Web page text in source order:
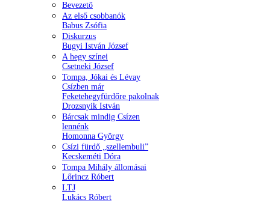
Bevezető
Az első csobbanók
Babus Zsófia
Diskurzus
Bugyi István József
A hegy színei
Csetneki József
Tompa, Jókai és Lévay
Csízben már
Feketehegyfürdőre pakolnak
Drozsnyik István
Bárcsak mindig Csízen
lennénk
Homonna György
Csízi fürdő „szellembuli”
Kecskeméti Dóra
Tompa Mihály állomásai
Lőrincz Róbert
LTJ
Lukács Róbert